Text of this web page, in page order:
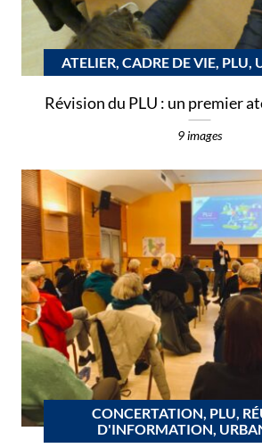
ATELIER, CADRE DE VIE, PLU,
Révision du PLU : un premier
9 images
CONCERTATION, PLU,
D'INFORMATION,